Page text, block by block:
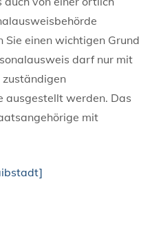
einen wichtigen Grund
darf nur mit
ausgestellt werden. Das
mit